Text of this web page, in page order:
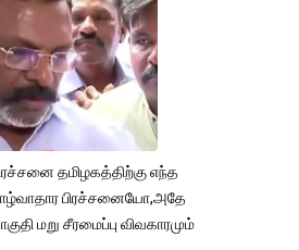
தமிழகத்திற்கு எந்த
பிரச்சனையோ,அதே
மறு சீரமைப்பு விவகாரமும்